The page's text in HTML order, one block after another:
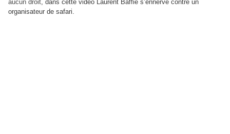
aucun droit, dans cette vidéo Laurent Baffie s’énnerve contre un
organisateur de safari.